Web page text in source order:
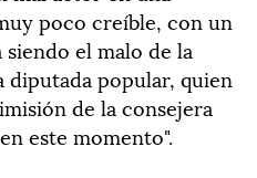
poco creíble, con un
el malo de la
diputada popular, quien
de la consejera
este momento".